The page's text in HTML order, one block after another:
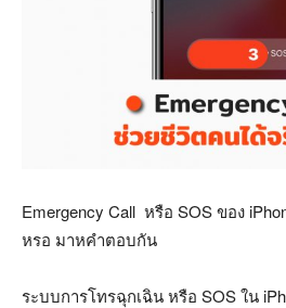
Emergency Call หรือ SOS ของ
หรอ มาหคำตอบกัน
ระบบการโทรฉุกเฉิน หรือ SOS ใน